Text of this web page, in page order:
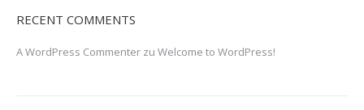
RECENT COMMENTS
A WordPress Commenter zu Welcome to WordPress!